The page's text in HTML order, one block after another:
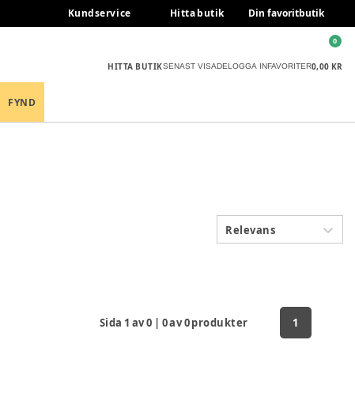
Kundservice Hitta butik Din favoritbutik
HITTA BUTIKSENAST VISADELOGGA INFAVORITER0,00 KR
0
FYND
Relevans
Sida 1 av0 | 0av0produkter 1